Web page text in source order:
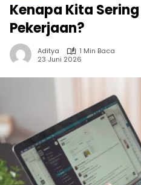
Kenapa Kita
Pekerjaan?
Aditya
1 Min Baca
23 Juni 2026